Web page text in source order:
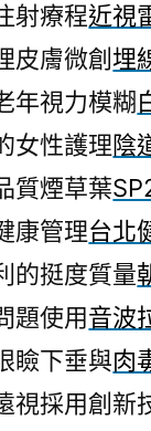
射療程近視
皮膚微創埋
年視力模糊
女性護理陰
質煙草葉
康管理台北
的挺度質量
題使用音波
瞼下垂與肉
視採用創新